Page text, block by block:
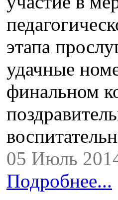
этапа
удачные
финальном
05 Июль
Подробнее...